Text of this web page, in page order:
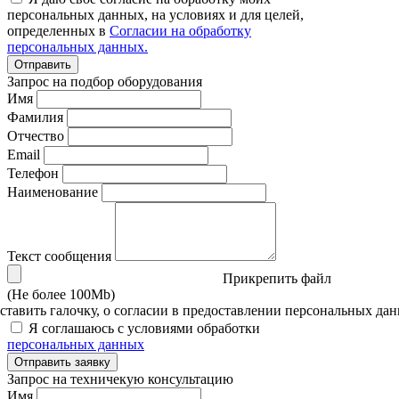
персональных данных, на условиях и для целей,
определенных в Согласии на обработку
персональных данных.
Отправить
Запрос на подбор оборудования
Имя
Фамилия
Отчество
Email
Телефон
Наименование
Текст сообщения
Прикрепить файл
(Не более 100Mb)
галочку, о согласии в предоставлении персональных
Я соглашаюсь с условиями обработки
персональных данных
Отправить заявку
Запрос на техничекую консультацию